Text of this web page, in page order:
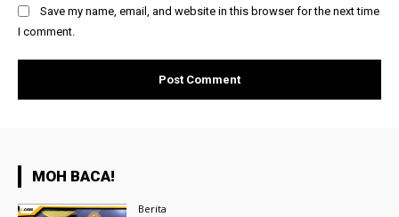
Save my name, email, and website in this browser for the next time
I comment.
MOH BACA!
Berita